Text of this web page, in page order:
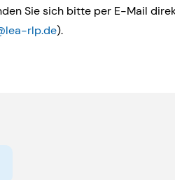
Sie sich bitte per E-Mail
rlp.de).